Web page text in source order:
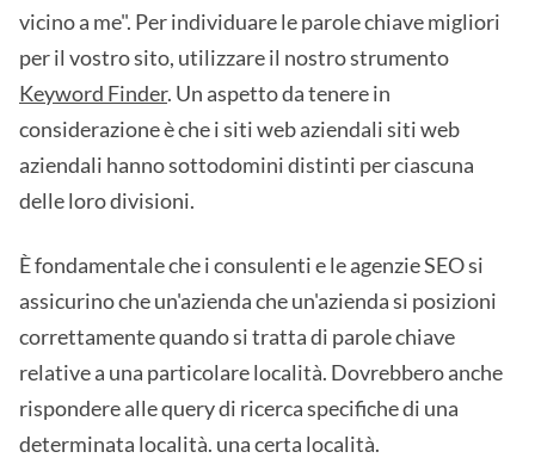
vicino a me". Per individuare le parole chiave migliori
per il vostro sito, utilizzare il nostro strumento
Keyword Finder. Un aspetto da tenere in
considerazione è che i siti web aziendali siti web
aziendali hanno sottodomini distinti per ciascuna
delle loro divisioni.
È fondamentale che i consulenti e le agenzie SEO si
assicurino che un'azienda che un'azienda si posizioni
correttamente quando si tratta di parole chiave
relative a una particolare località. Dovrebbero anche
rispondere alle query di ricerca specifiche di una
determinata località. una certa località.